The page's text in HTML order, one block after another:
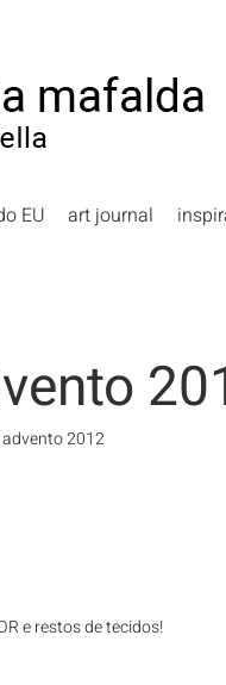
EU art journal
2012
e restos de tecidos!